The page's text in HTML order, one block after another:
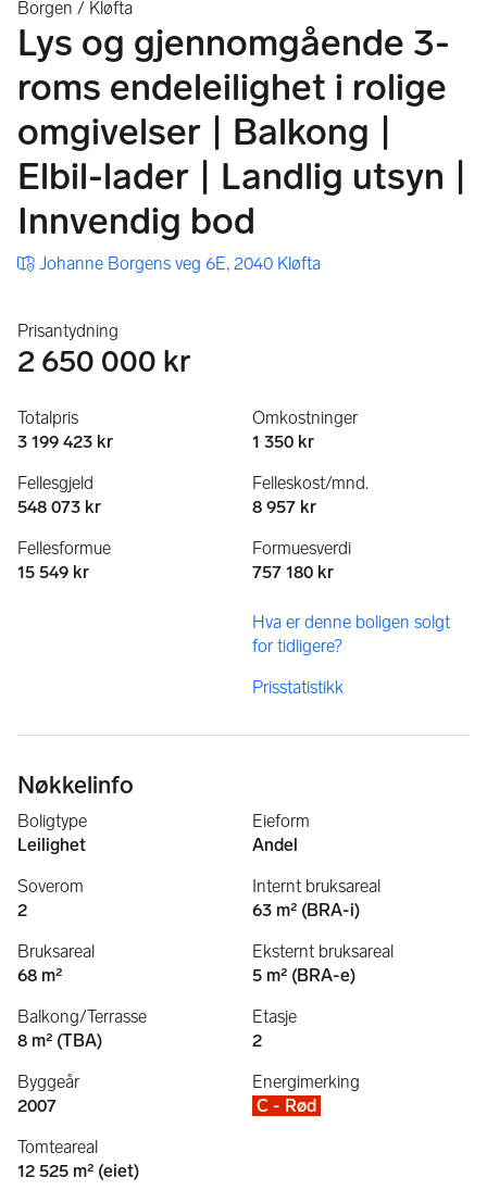
Borgen / Kløfta
Lys og gjennomgående 3-
roms endeleilighet i rolige
omgivelser | Balkong |
Elbil-lader | Landlig utsyn |
Innvendig bod
Johanne Borgens veg 6E, 2040 Kløfta
Prisantydning
2 650 000 kr
Totalpris
3 199 423 kr
Omkostninger
1 350 kr
Fellesgjeld
548 073 kr
Felleskost/mnd.
8 957 kr
Fellesformue
15 549 kr
Formuesverdi
757 180 kr
Hva er denne boligen solgt
for tidligere?
Prisstatistikk
Nøkkelinfo
Boligtype
Leilighet
Eieform
Andel
Soverom
2
Internt bruksareal
63 m² (BRA-i)
Bruksareal
68 m²
Eksternt bruksareal
5 m² (BRA-e)
Balkong/Terrasse
8 m² (TBA)
Etasje
2
Byggeår
2007
Energimerking
C - Rød
Tomteareal
12 525 m² (eiet)